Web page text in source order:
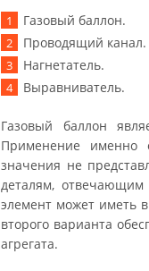
Газовый баллон.
Проводящий канал.
Нагнетатель.
Выравниватель.
Газовый баллон
Применение именно
значения не
деталям, отвечающим
элемент может иметь
второго варианта
агрегата.